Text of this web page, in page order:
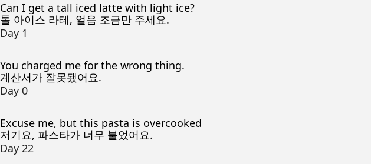
Can I get a tall iced latte with light ice?
톨 아이스 라테, 얼음 조금만 주세요.
Day 1
You charged me for the wrong thing.
계산서가 잘못됐어요.
Day 0
Excuse me, but this pasta is overcooked
저기요, 파스타가 너무 불었어요.
Day 22